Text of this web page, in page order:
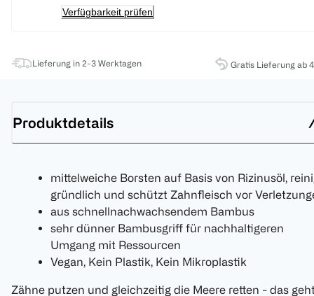
Verfügbarkeit prüfen
Lieferung in 2-3 Werktagen Gratis Lieferung ab
Produktdetails
mittelweiche Borsten auf Basis von Rizinusöl,
gründlich und schützt Zahnfleisch vor
aus schnellnachwachsendem Bambus
sehr dünner Bambusgriff für nachhaltigeren
Umgang mit Ressourcen
Vegan, Kein Plastik, Kein Mikroplastik
Zähne putzen und gleichzeitig die Meere retten - das